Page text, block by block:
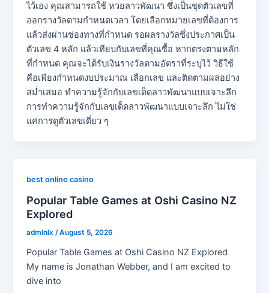
ไว้เอง คุณสามารถใช้ หวยลาวพัฒนา ซึ่งเป็นชุดตัวเลขที่
ออกรางวัลตามกำหนดเวลา โดยเลือกหมายเลขที่ต้องการ
แล้วส่งผ่านช่องทางที่กำหนด รอผลรางวัลซึ่งประกาศเป็น
ตัวเลข 4 หลัก แล้วเทียบกับเลขที่คุณซื้อ หากตรงตามหลัก
ที่กำหนด คุณจะได้รับเงินรางวัลตามอัตราที่ระบุไว้ วิธีใช้
คือเพียงกำหนดงบประมาณ เลือกเลข และติดตามผลอย่าง
สม่ำเสมอ ทำความรู้จักกับเลขเด็ดลาวพัฒนาแบบเจาะลึก
การทำความรู้จักกับเลขเด็ดลาวพัฒนาแบบเจาะลึก ไม่ใช่
แค่การดูตัวเลขเดี่ยว ๆ
best online casino
Popular Table Games at Oshi Casino NZ
Explored
admlnlx/August 5, 2026
Popular Table Games at Oshi Casino NZ Explored
My name is Jonathan Webber, and I am excited to
dive into